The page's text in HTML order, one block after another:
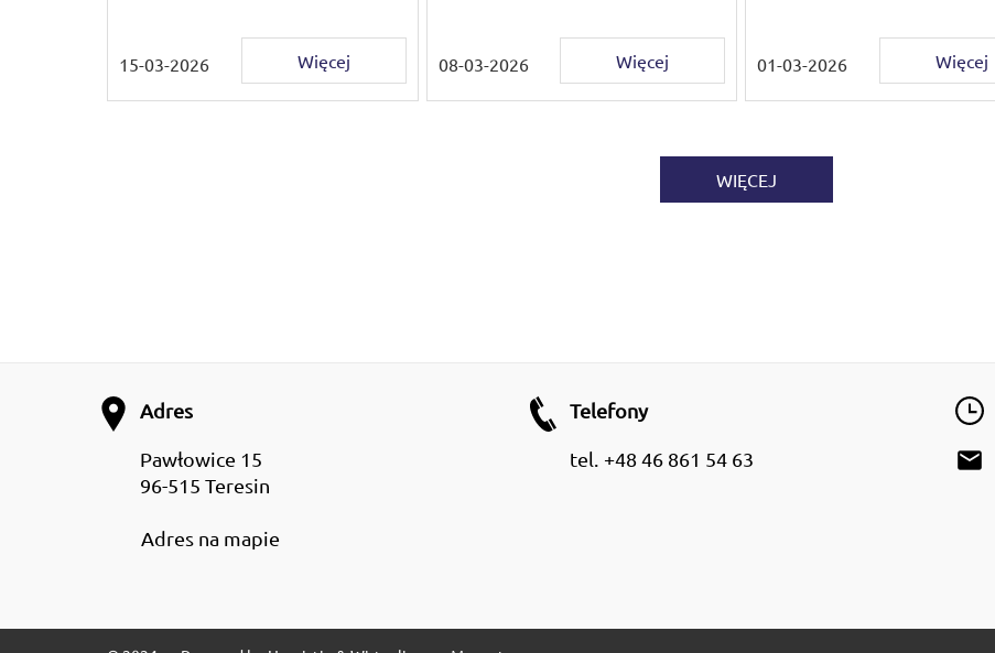
15-03-2026 Więcej 08-03-2026 Więcej 01-03-2026 Więcej
WIĘCEJ
Adres
Pawłowice 15
96-515 Teresin
Adres na mapie
Telefony
tel. +48 46 861 54 63 email